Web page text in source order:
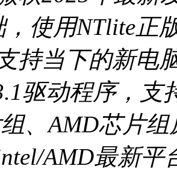
，使用NTlite正
持当下的新电
驱动程序，
、AMD芯片
AMD最新平